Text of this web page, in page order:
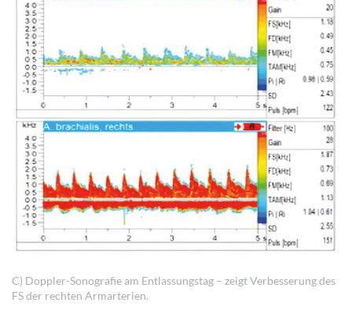
C) Doppler-Sonografie am Entlassungstag – zeigt Verbesserung des
FS der rechten Armarterien.